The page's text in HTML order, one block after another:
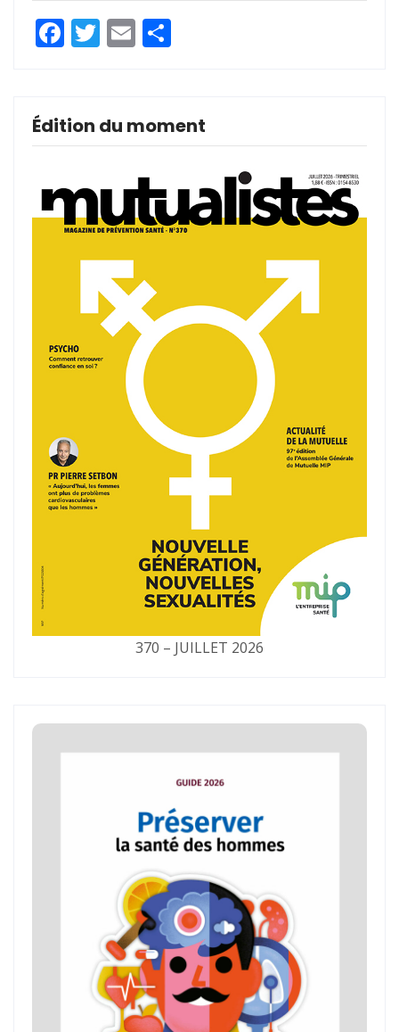
Facebook
Twitter
Email
Édition du moment
370 – JUILLET 2026